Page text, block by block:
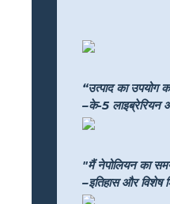
“उत्पाद का उपयोग
–के-5 लाइब्रेरियन
"मैं नेपोलियन का
–इतिहास और विशेष